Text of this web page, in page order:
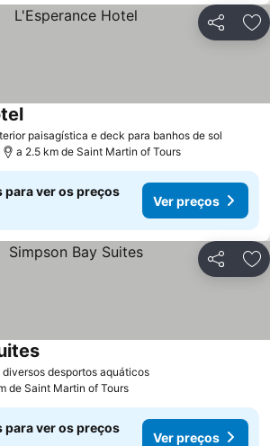
Partilhar
paisagística e deck para banhos de sol
a 2.5 km de Saint Martin of Tours
para ver os preços
Ver preços
Partilhar
diversos desportos aquáticos
de Saint Martin of Tours
para ver os preços
Ver preços